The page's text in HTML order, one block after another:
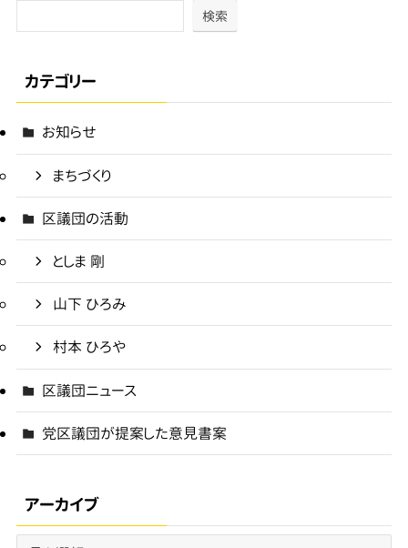
検索
カテゴリー
お知らせ
まちづくり
区議団の活動
としま 剛
山下 ひろみ
村本 ひろや
区議団ニュース
党区議団が提案した意見書案
アーカイブ